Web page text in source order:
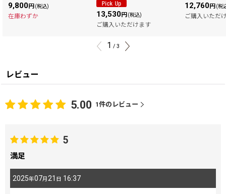
9,800円(税込)
在庫わずか 13,530円(税込)
ご購入いただけます
12,760円(税
ご購入いただ
1 / 3
レビュー
5.00 1件のレビュー
5
満足
2025年07月 21 日 16:37